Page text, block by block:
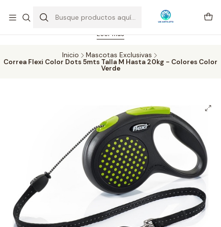
Feriado 21-05-2026 atención hasta las 14 hrs. Envío GRATIS mismo
día solo área Metropolitana Santiago por compras desde CLP 39.900.
Pedidos hasta 16 hrs., sábados y domingos hasta 14 hrs.
Leer más
Inicio
Mascotas Exclusivas
Correa Flexi Color Dots 5mts Talla M Hasta 20kg - Colores Color
Verde